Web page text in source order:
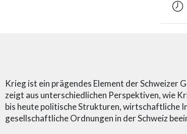
Krieg ist ein prägendes Element der Schweizer
zeigt aus unterschiedlichen Perspektiven, wie
bis heute politische Strukturen, wirtschaftliche
gesellschaftliche Ordnungen in der Schweiz